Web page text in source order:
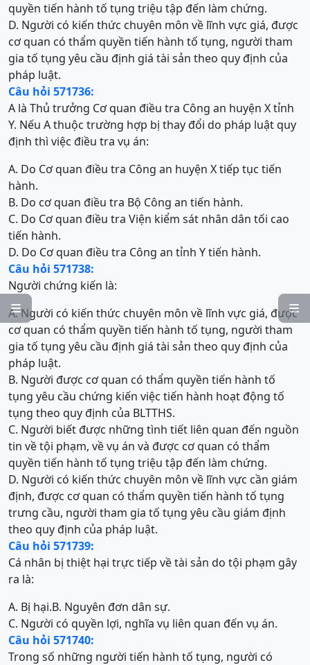


quyền tiến hành tố tụng triệu tập đến làm chứng.
D. Người có kiến thức chuyên môn về lĩnh vực giá, được
cơ quan có thẩm quyền tiến hành tố tụng, người tham
gia tố tụng yêu cầu định giá tài sản theo quy định của
pháp luật.
Câu hỏi 571736:
A là Thủ trưởng Cơ quan điều tra Công an huyện X tỉnh
Y. Nếu A thuộc trường hợp bị thay đổi do pháp luật quy
định thì việc điều tra vụ án:
A. Do Cơ quan điều tra Công an huyện X tiếp tục tiến
hành.
B. Do cơ quan điều tra Bộ Công an tiến hành.
C. Do Cơ quan điều tra Viện kiểm sát nhân dân tối cao
tiến hành.
D. Do Cơ quan điều tra Công an tỉnh Y tiến hành.
Câu hỏi 571738:
Người chứng kiến là:
A. Người có kiến thức chuyên môn về lĩnh vực giá, được
cơ quan có thẩm quyền tiến hành tố tụng, người tham
gia tố tụng yêu cầu định giá tài sản theo quy định của
pháp luật.
B. Người được cơ quan có thẩm quyền tiến hành tố
tụng yêu cầu chứng kiến việc tiến hành hoạt động tố
tụng theo quy định của BLTTHS.
C. Người biết được những tình tiết liên quan đến nguồn
tin về tội phạm, về vụ án và được cơ quan có thẩm
quyền tiến hành tố tụng triệu tập đến làm chứng.
D. Người có kiến thức chuyên môn về lĩnh vực cần giám
định, được cơ quan có thẩm quyền tiến hành tố tụng
trưng cầu, người tham gia tố tụng yêu cầu giám định
theo quy định của pháp luật.
Câu hỏi 571739:
Cá nhân bị thiệt hại trực tiếp về tài sản do tội phạm gây
ra là:
A. Bị hại.B. Nguyên đơn dân sự.
C. Người có quyền lợi, nghĩa vụ liên quan đến vụ án.
Câu hỏi 571740:
Trong số những người tiến hành tố tụng, người có